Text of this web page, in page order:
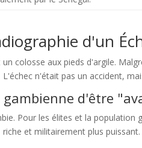
d'un
un colosse aux pieds d'argile.
n'était pas un accident,
d'être
Pour les élites et la
riche et militairement plus